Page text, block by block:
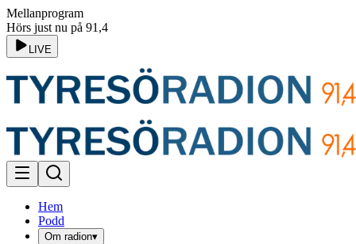
Mellanprogram
Hörs just nu på 91,4
LIVE
Hem
Podd
Om radion▾